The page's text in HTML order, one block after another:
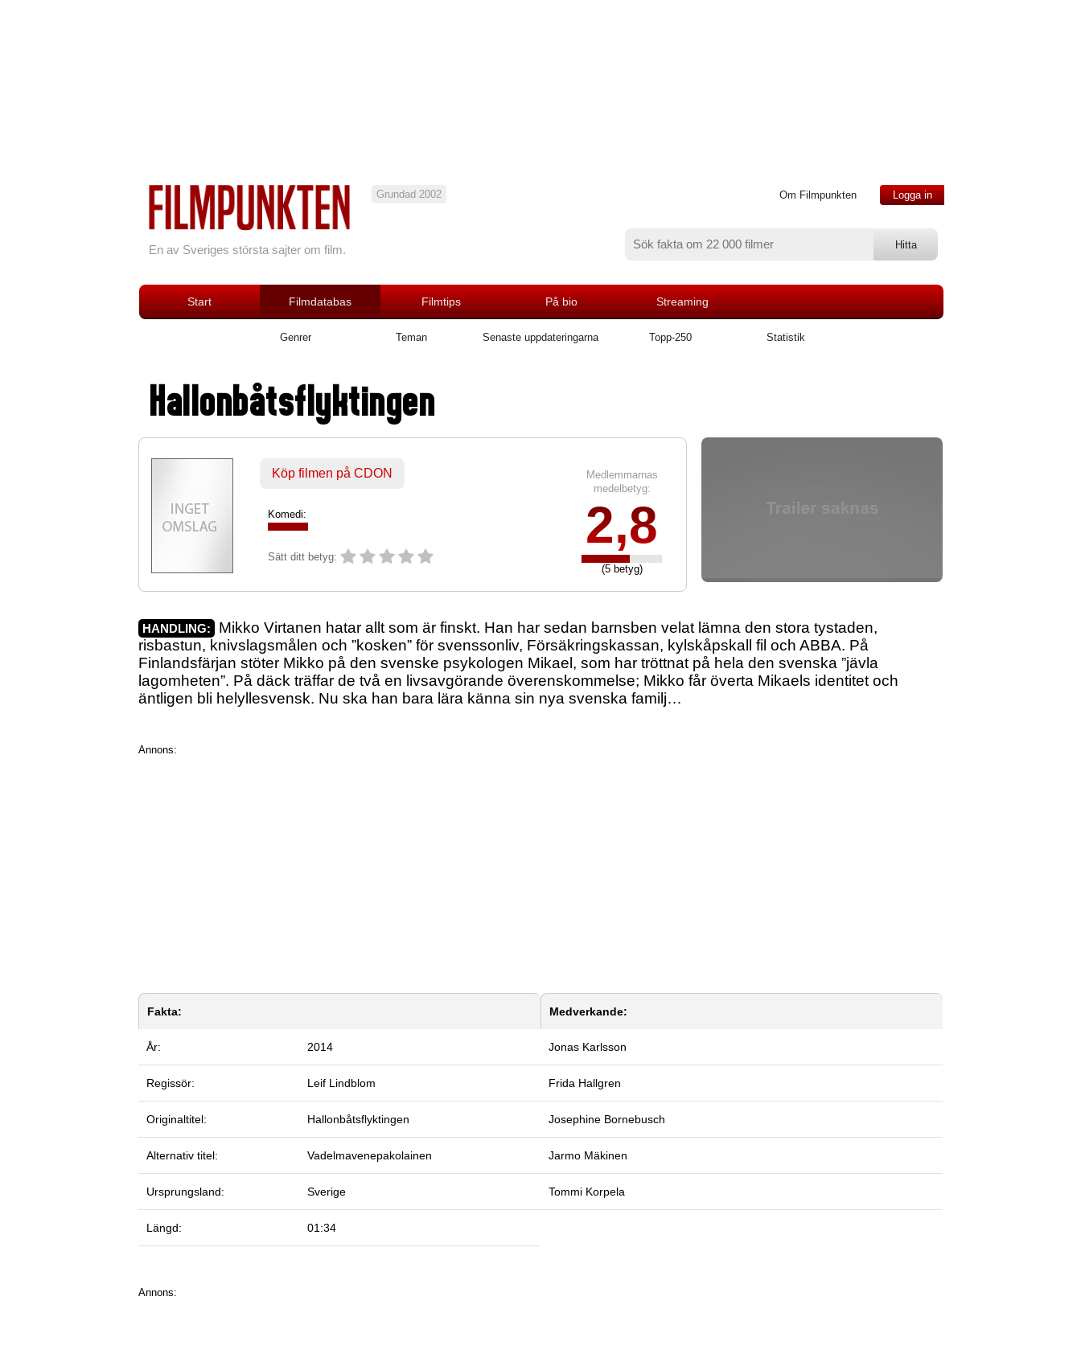
En av Sveriges största sajter om film.
Grundad 2002 Om Filmpunkten Logga in
Start Filmdatabas Filmtips På bio Streaming
Genrer Teman Senaste uppdateringarna Topp-250 Statistik
Hallonbåtsflyktingen
Köp filmen på CDON
Komedi:
Sätt ditt betyg:
Medlemmarnas
medelbetyg:
2,8
(5 betyg)
HANDLING:
Mikko Virtanen hatar allt som är finskt. Han har sedan barnsben velat lämna den stora tystaden,
risbastun, knivslagsmålen och ”kosken” för svenssonliv, Försäkringskassan, kylskåpskall fil och ABBA. På
Finlandsfärjan stöter Mikko på den svenske psykologen Mikael, som har tröttnat på hela den svenska ”jävla
lagomheten”. På däck träffar de två en livsavgörande överenskommelse; Mikko får överta Mikaels identitet och
äntligen bli helyllesvensk. Nu ska han bara lära känna sin nya svenska familj…
Annons:
Fakta:
År: 2014
Regissör: Leif Lindblom
Originaltitel: Hallonbåtsflyktingen
Alternativ titel: Vadelmavenepakolainen
Ursprungsland: Sverige
Längd: 01:34
Medverkande:
Jonas Karlsson
Frida Hallgren
Josephine Bornebusch
Jarmo Mäkinen
Tommi Korpela
Annons: